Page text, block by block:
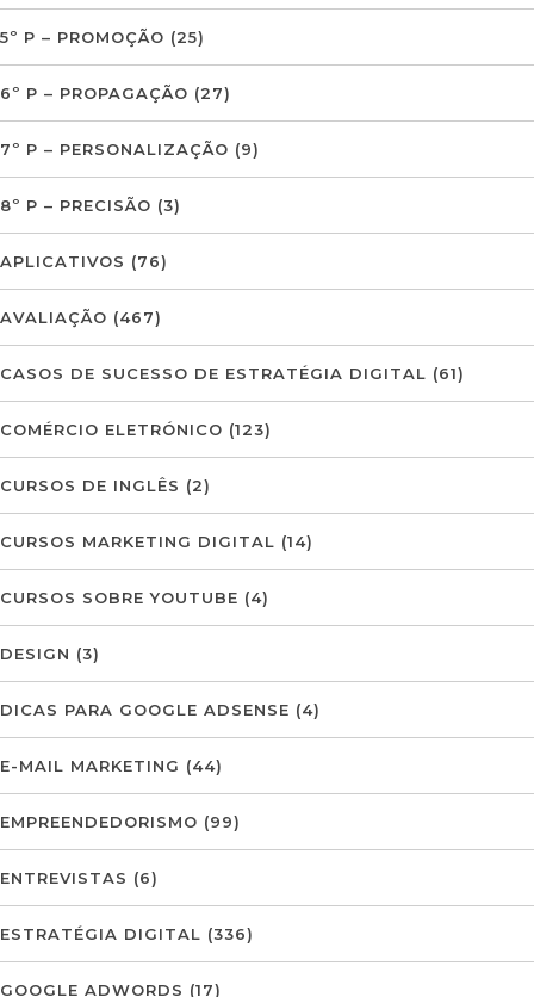
5º P – PROMOÇÃO (25)
6º P – PROPAGAÇÃO (27)
7º P – PERSONALIZAÇÃO (9)
8º P – PRECISÃO (3)
APLICATIVOS (76)
AVALIAÇÃO (467)
CASOS DE SUCESSO DE ESTRATÉGIA DIGITAL (61)
COMÉRCIO ELETRÓNICO (123)
CURSOS DE INGLÊS (2)
CURSOS MARKETING DIGITAL (14)
CURSOS SOBRE YOUTUBE (4)
DESIGN (3)
DICAS PARA GOOGLE ADSENSE (4)
E-MAIL MARKETING (44)
EMPREENDEDORISMO (99)
ENTREVISTAS (6)
ESTRATÉGIA DIGITAL (336)
GOOGLE ADWORDS (17)